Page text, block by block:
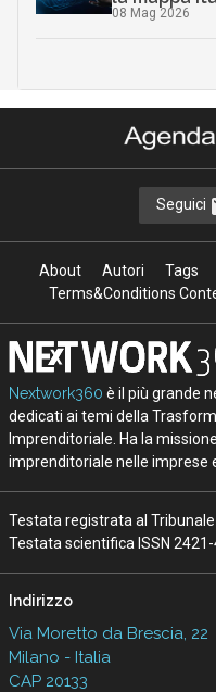
08 Mag 2026
Seguici
About Autori Tags
Terms&Conditions
Nextwork360 è il più grande
dedicati ai temi della
Imprenditoriale. Ha la
imprenditoriale nelle imprese
Testata registrata al
Testata scientifica ISSN
Indirizzo
Via Moretto da Brescia, 22
Milano - Italia
CAP 20133